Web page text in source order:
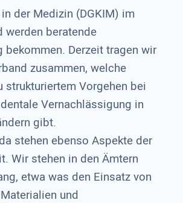
der Medizin (DGKIM) im
werden beratende
bekommen. Derzeit tragen wir
zusammen, welche
strukturiertem Vorgehen bei
Vernachlässigung in
gibt.
stehen ebenso Aspekte der
Wir stehen in den Ämtern
etwa was den Einsatz von
und